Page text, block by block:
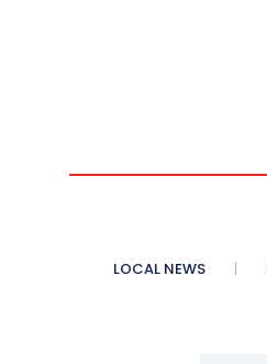
LOCAL NEWS